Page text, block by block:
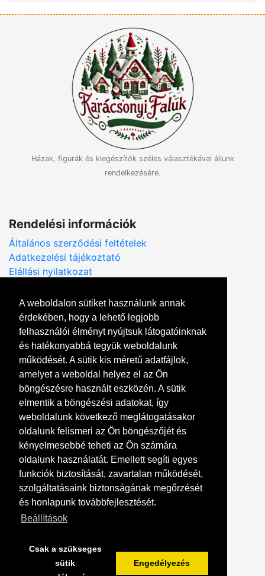
A weboldalon sütiket használunk annak
érdekében, hogy a lehető legjobb
felhasználói élményt nyújtsuk látogatóinknak
és hatékonyabbá tegyük weboldalunk
működését. A sütik kis méretű adatfájlok,
amelyet a weboldal helyez el az Ön
böngészésre használt eszközén. A sütik
elmentik a böngészési adatokat, így
weboldalunk következő meglátogatásakor
oldalunk felismeri az Ön böngészőjét és
kényelmesebbé teheti az Ön számára
oldalunk használatát. Emellett segíti egyes
funkciók biztosítását, zavartalan működését,
szolgáltatásaink biztonságának megőrzését
és honlapunk továbbfejlesztését.
Beállítások
Csak a szükseges
sütik
Engedélyezés
Házak, figurák és kiegészítők széles választékával állunk
rendelkezésére.
Rendelési információk
Általános szerződési feltételek
Adatkezelési tájékoztató
Elállási nyilatkozat
Kapcsolat
Írjon emailt:
karacsonyifaluk.hugmail.com
Nyitvatartás: Előre egyeztetett időpontban
Postacím: 8360 Keszthely Hévízi út 48
Telefonszám: +36204553021
Megnyitás Google Maps-ben
© karacsonyifaluk.hu 2026